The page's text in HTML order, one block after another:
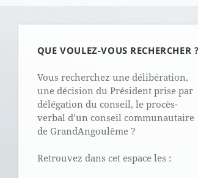
QUE VOULEZ-VOUS RECHERCHER ?
Vous recherchez une délibération,
une décision du Président prise par
délégation du conseil, le procès-
verbal d’un conseil communautaire
de GrandAngoulême ?
Retrouvez dans cet espace les :